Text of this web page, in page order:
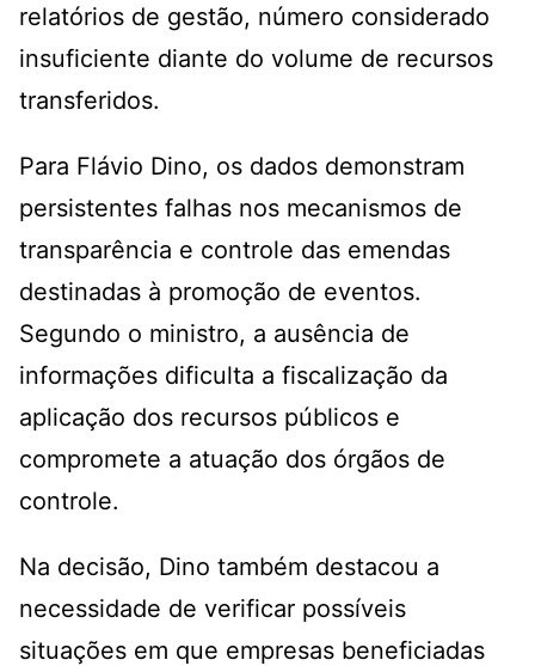
relatórios de gestão, número considerado
insuficiente diante do volume de recursos
transferidos.
Para Flávio Dino, os dados demonstram
persistentes falhas nos mecanismos de
transparência e controle das emendas
destinadas à promoção de eventos.
Segundo o ministro, a ausência de
informações dificulta a fiscalização da
aplicação dos recursos públicos e
compromete a atuação dos órgãos de
controle.
Na decisão, Dino também destacou a
necessidade de verificar possíveis
situações em que empresas beneficiadas